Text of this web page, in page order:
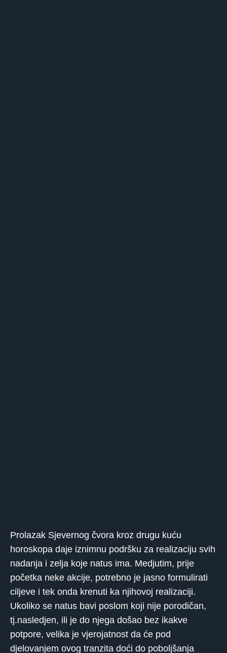
Prolazak Sjevernog čvora kroz drugu kuću
horoskopa daje iznimnu podršku za realizaciju svih
nadanja i zelja koje natus ima. Medjutim, prije
početka neke akcije, potrebno je jasno formulirati
ciljeve i tek onda krenuti ka njihovoj realizaciji.
Ukoliko se natus bavi poslom koji nije porodičan,
tj.nasledjen, ili je do njega došao bez ikakve
potpore, velika je vjerojatnost da će pod
djelovanjem ovog tranzita doći do poboljšanja